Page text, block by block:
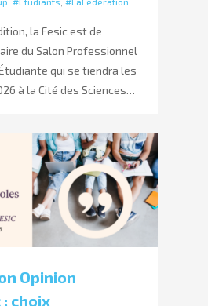
la Fesic est de
du Salon Professionnel
qui se tiendra les
à la Cité des Sciences…
Opinion
choix